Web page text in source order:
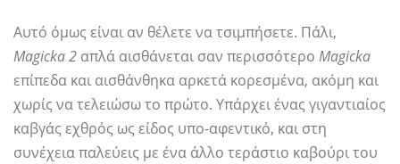
Αυτό όμως είναι αν θέλετε να τσιμπήσετε. Πάλι,
Magicka 2 απλά αισθάνεται σαν περισσότερο Magicka
επίπεδα και αισθάνθηκα αρκετά κορεσμένα, ακόμη και
χωρίς να τελειώσω το πρώτο. Υπάρχει ένας γιγαντιαίος
καβγάς εχθρός ως είδος υπο-αφεντικό, και στη
συνέχεια παλεύεις με ένα άλλο τεράστιο καβούρι του